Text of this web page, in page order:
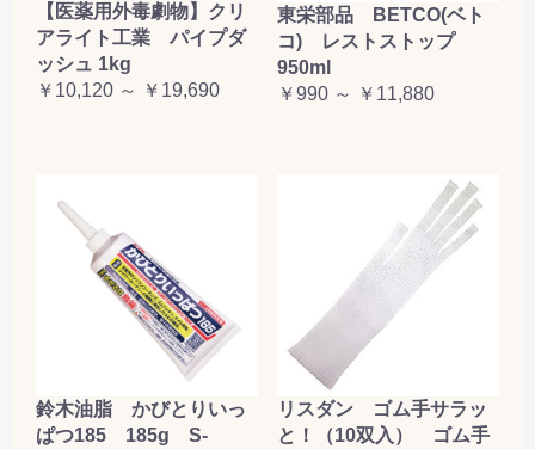
【医薬用外毒劇物】クリ
アライト工業 パイプダ
ッシュ 1kg
￥10,120 ～ ￥19,690
東栄部品 BETCO(ベト
コ) レストストップ
950ml
￥990 ～ ￥11,880
鈴木油脂 かびとりいっ
ぱつ185 185g S-
リスダン ゴム手サラッ
と！（10双入） ゴム手